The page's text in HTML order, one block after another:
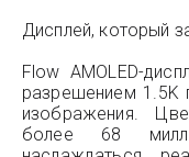
Дисплей, который
Flow AMOLED-
разрешением 1.5K
изображения.
более 68